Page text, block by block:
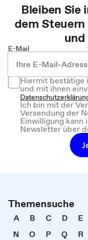
Bleiben
demSteuern
E-Mail
Hiermit bestätige
und mit ihnen
Ich bin mit der
Versendung der
Einwilligung kann
Newsletter über
Themensuche
A B C D E
N
O P Q R